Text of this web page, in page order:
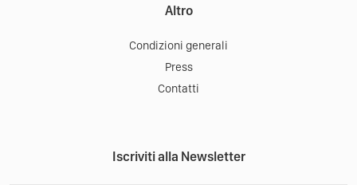
Altro
Condizioni generali
Press
Contatti
Iscriviti alla Newsletter